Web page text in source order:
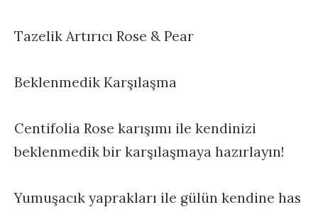
Tazelik Artırıcı Rose & Pear
Beklenmedik Karşılaşma
Centifolia Rose karışımı ile kendinizi
beklenmedik bir karşılaşmaya hazırlayın!
Yumuşacık yaprakları ile gülün kendine has